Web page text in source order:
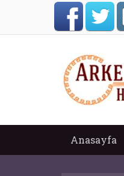
Anasayfa